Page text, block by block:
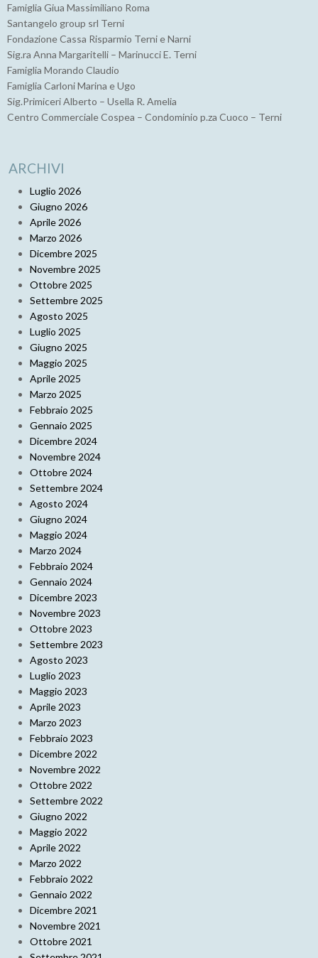
Famiglia Giua Massimiliano Roma
Santangelo group srl Terni
Fondazione Cassa Risparmio Terni e Narni
Sig.ra Anna Margaritelli – Marinucci E. Terni
Famiglia Morando Claudio
Famiglia Carloni Marina e Ugo
Sig.Primiceri Alberto – Usella R. Amelia
Centro Commerciale Cospea – Condominio p.za Cuoco – Terni
ARCHIVI
Luglio 2026
Giugno 2026
Aprile 2026
Marzo 2026
Dicembre 2025
Novembre 2025
Ottobre 2025
Settembre 2025
Agosto 2025
Luglio 2025
Giugno 2025
Maggio 2025
Aprile 2025
Marzo 2025
Febbraio 2025
Gennaio 2025
Dicembre 2024
Novembre 2024
Ottobre 2024
Settembre 2024
Agosto 2024
Giugno 2024
Maggio 2024
Marzo 2024
Febbraio 2024
Gennaio 2024
Dicembre 2023
Novembre 2023
Ottobre 2023
Settembre 2023
Agosto 2023
Luglio 2023
Maggio 2023
Aprile 2023
Marzo 2023
Febbraio 2023
Dicembre 2022
Novembre 2022
Ottobre 2022
Settembre 2022
Giugno 2022
Maggio 2022
Aprile 2022
Marzo 2022
Febbraio 2022
Gennaio 2022
Dicembre 2021
Novembre 2021
Ottobre 2021